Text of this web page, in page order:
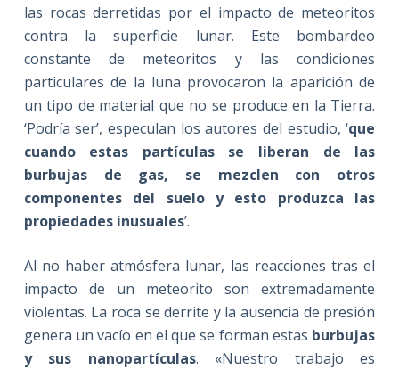
las rocas derretidas por el impacto de meteoritos
contra la superficie lunar. Este bombardeo
constante de meteoritos y las condiciones
particulares de la luna provocaron la aparición de
un tipo de material que no se produce en la Tierra.
‘Podría ser’, especulan los autores del estudio, ‘que
cuando estas partículas se liberan de las
burbujas de gas, se mezclen con otros
componentes del suelo y esto produzca las
propiedades inusuales’.
Al no haber atmósfera lunar, las reacciones tras el
impacto de un meteorito son extremadamente
violentas. La roca se derrite y la ausencia de presión
genera un vacío en el que se forman estas burbujas
y sus nanopartículas. «Nuestro trabajo es